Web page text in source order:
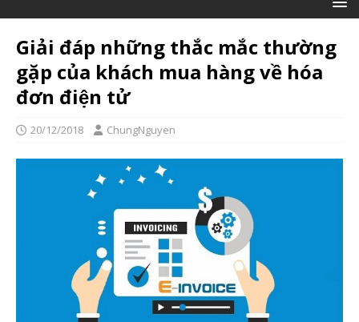
Giải đáp những thắc mắc thường
gặp của khách mua hàng về hóa
đơn điện tử
20/12/2018 ChungNguyen